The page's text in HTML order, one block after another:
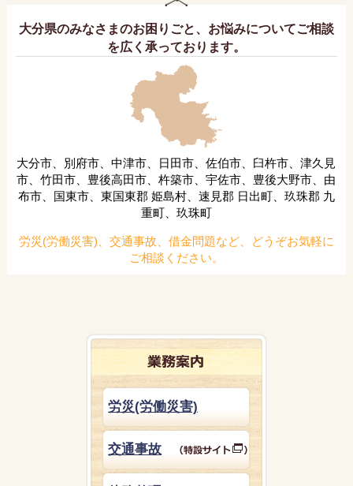
大分県のみなさまのお困りごと、お悩みについてご相談
を広く承っております。
大分市、別府市、中津市、日田市、佐伯市、臼杵市、津久見
市、竹田市、豊後高田市、杵築市、宇佐市、豊後大野市、由
布市、国東市、東国東郡 姫島村、速見郡 日出町、玖珠郡 九
重町、玖珠町
労災(労働災害)、交通事故、借金問題など、どうぞお気軽に
ご相談ください。
労災(労働災害)
交通事故